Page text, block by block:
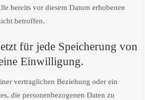
bereits vor diesem Datum erhobenen
betroffen.
für jede Speicherung von
Einwilligung.
vertraglichen Beziehung oder ein
die personenbezogenen Daten zu